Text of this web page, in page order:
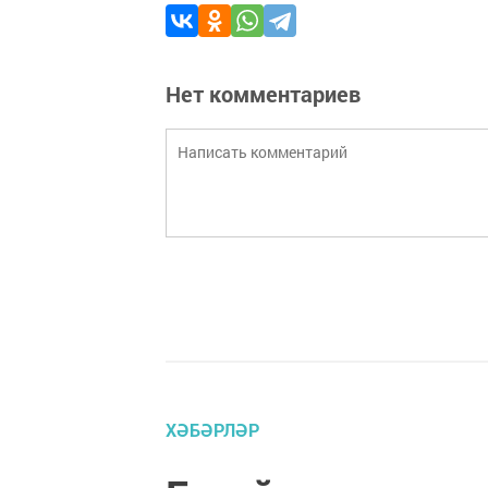
Нет комментариев
ХӘБӘРЛӘР